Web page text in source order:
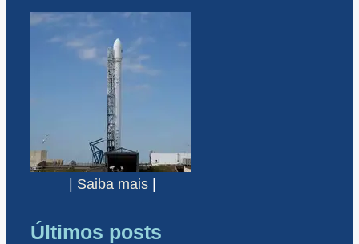
| Saiba mais |
Últimos posts